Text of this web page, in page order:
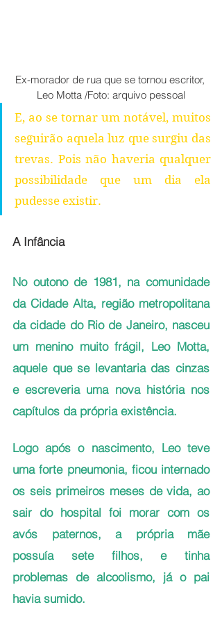
Ex-morador de rua que se tornou escritor,
Leo Motta /Foto: arquivo pessoal
E, ao se tornar um notável, muitos
seguirão aquela luz que surgiu das
trevas. Pois não haveria qualquer
possibilidade que um dia ela
pudesse existir.
A Infância
No outono de 1981, na comunidade
da Cidade Alta, região metropolitana
da cidade do Rio de Janeiro, nasceu
um menino muito frágil, Leo Motta,
aquele que se levantaria das cinzas
e escreveria uma nova história nos
capítulos da própria existência.
Logo após o nascimento, Leo teve
uma forte pneumonia, ficou internado
os seis primeiros meses de vida, ao
sair do hospital foi morar com os
avós paternos, a própria mãe
possuía sete filhos, e tinha
problemas de alcoolismo, já o pai
havia sumido.